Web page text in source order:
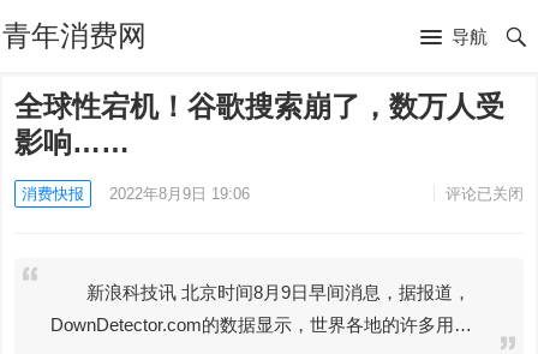
青年消费网 导航
全球性宕机！谷歌搜索崩了，数万人受
影响……
消费快报 2022年8月9日 19:06 评论已关闭
新浪科技讯 北京时间8月9日早间消息，据报道，
DownDetector.com的数据显示，世界各地的许多用…